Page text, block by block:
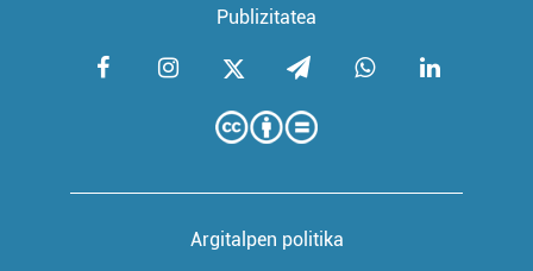
Publizitatea
Argitalpen politika